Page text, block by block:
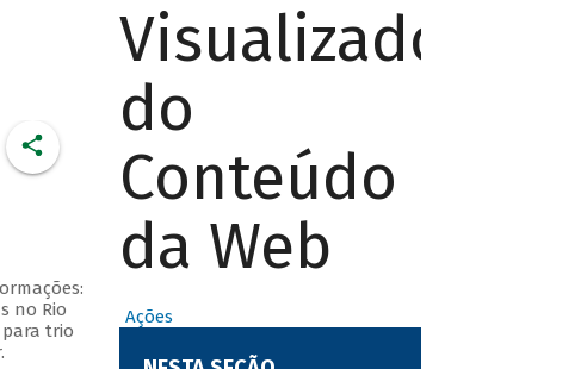
no Rio
para trio
Visualizador
do
Conteúdo
da Web
Ações